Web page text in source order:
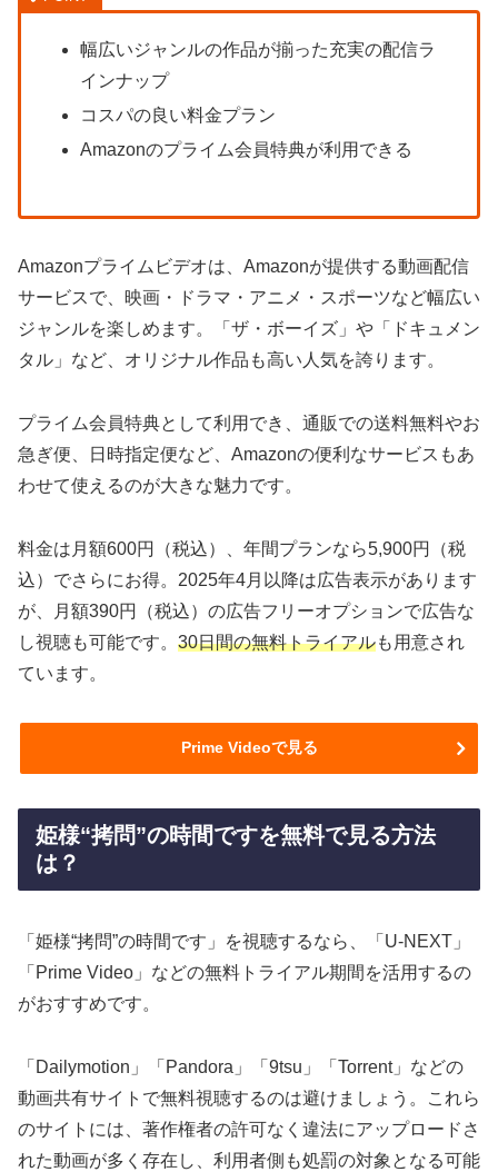
幅広いジャンルの作品が揃った充実の配信ラ
インナップ
コスパの良い料金プラン
Amazonのプライム会員特典が利用できる
Amazonプライムビデオは、Amazonが提供する動画配信
サービスで、映画・ドラマ・アニメ・スポーツなど幅広い
ジャンルを楽しめます。「ザ・ボーイズ」や「ドキュメン
タル」など、オリジナル作品も高い人気を誇ります。
プライム会員特典として利用でき、通販での送料無料やお
急ぎ便、日時指定便など、Amazonの便利なサービスもあ
わせて使えるのが大きな魅力です。
料金は月額600円（税込）、年間プランなら5,900円（税
込）でさらにお得。2025年4月以降は広告表示があります
が、月額390円（税込）の広告フリーオプションで広告な
し視聴も可能です。 30日間の無料トライアルも用意され
ています。
Prime Videoで見る
姫様“拷問”の時間ですを無料で見る方法
は？
「姫様“拷問”の時間です」を視聴するなら、「U-NEXT」
「Prime Video」などの無料トライアル期間を活用するの
がおすすめです。
「Dailymotion」「Pandora」「9tsu」「Torrent」などの
動画共有サイトで無料視聴するのは避けましょう。これら
のサイトには、著作権者の許可なく違法にアップロードさ
れた動画が多く存在し、利用者側も処罰の対象となる可能